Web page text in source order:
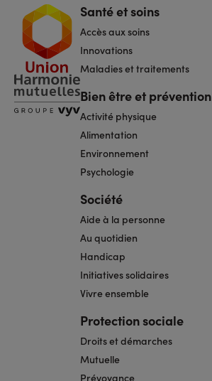
Navigation
de
page
Santé et soins
Accès aux soins
Innovations
Maladies et traitements
Bien être et prévention
Activité physique
Alimentation
Environnement
Psychologie
Société
Aide à la personne
Au quotidien
Handicap
Initiatives solidaires
Vivre ensemble
Protection sociale
Droits et démarches
Mutuelle
Prévoyance